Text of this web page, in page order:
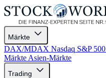
Märkte
DAX/MDAX Nasdaq S&P 500
Märkte Asien-Märkte
Trading